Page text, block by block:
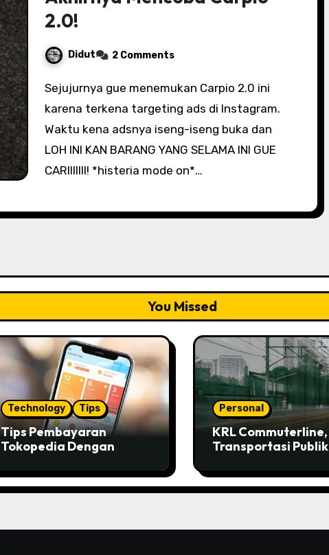
2.0!
Didut 2 Comments
Sejujurnya gue menemukan Carpio 2.0 ini
karena terkena targeting ads di Instagram.
Waktu kena adsnya iseng-iseng buka dan
LOH INI KAN BARANG YANG SELAMA INI GUE
CARIIIIIII! *histeria mode on*…
You Missed
Technology Tips
Tips Pembayaran
Tokopedia Dengan
Personal
KRL Commuterline,
Transportasi Publik